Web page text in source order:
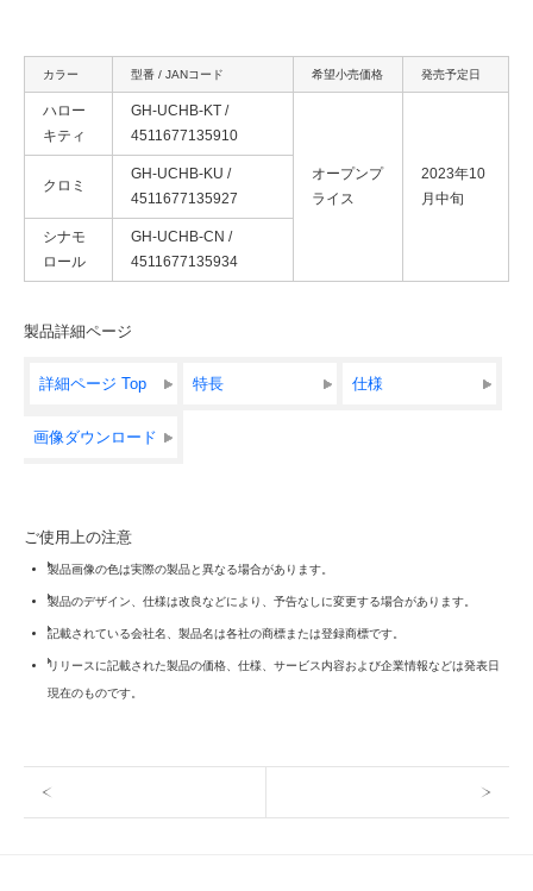
カラー 型番 / JANコード 希望小売価格 発売予定日
ハロー
キティ
GH-UCHB-KT /
4511677135910
オープンプ
ライス
2023年10
月中旬
クロミ
GH-UCHB-KU /
4511677135927
シナモ
ロール
GH-UCHB-CN /
4511677135934
製品詳細ページ
詳細ページ Top 特長 仕様
画像ダウンロード
ご使用上の注意
製品画像の色は実際の製品と異なる場合があります。
製品のデザイン、仕様は改良などにより、予告なしに変更する場合があります。
記載されている会社名、製品名は各社の商標または登録商標です。
リリースに記載された製品の価格、仕様、サービス内容および企業情報などは発表日
現在のものです。